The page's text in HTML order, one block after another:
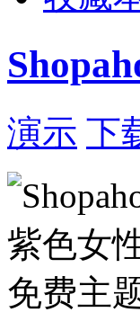
演示 下